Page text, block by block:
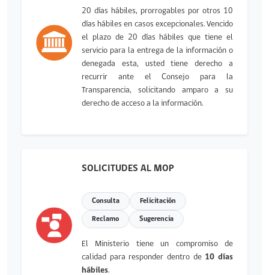
20 días hábiles, prorrogables por otros 10
días hábiles en casos excepcionales. Vencido
el plazo de 20 días hábiles que tiene el
servicio para la entrega de la información o
denegada esta, usted tiene derecho a
recurrir ante el Consejo para la
Transparencia, solicitando amparo a su
derecho de acceso a la información.
SOLICITUDES AL MOP
Consulta Felicitación
Reclamo Sugerencia
El Ministerio tiene un compromiso de
calidad para responder dentro de 10 días
hábiles.